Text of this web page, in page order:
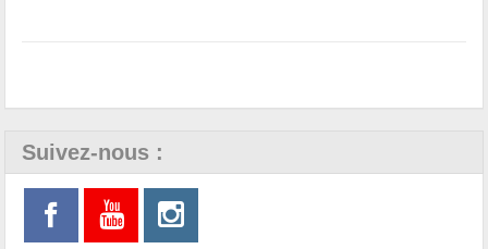
Suivez-nous :